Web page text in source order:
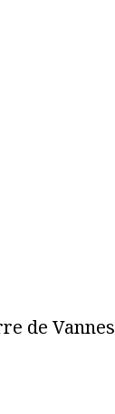
de Vannes